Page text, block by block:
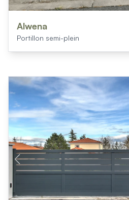
Alwena
Portillon semi-plein